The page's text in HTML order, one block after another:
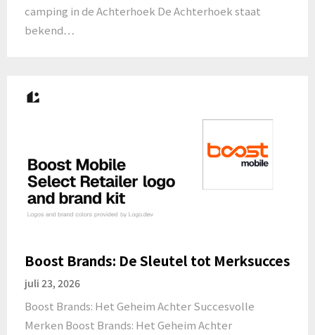
camping in de Achterhoek De Achterhoek staat
bekend…
Boost Brands: De Sleutel tot Merksucces
juli 23, 2026
Boost Brands: Het Geheim Achter Succesvolle
Merken Boost Brands: Het Geheim Achter